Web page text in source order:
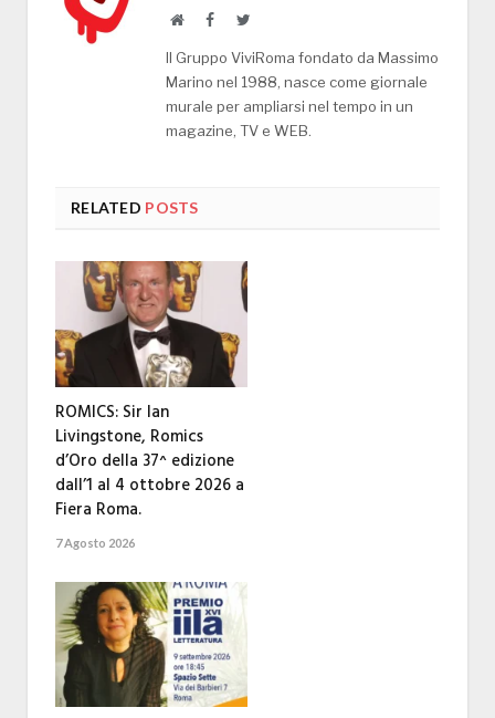
WebsiteFacebookTwitter
Il Gruppo ViviRoma fondato da Massimo
Marino nel 1988, nasce come giornale
murale per ampliarsi nel tempo in un
magazine, TV e WEB.
RELATED POSTS
ROMICS: Sir Ian
Livingstone, Romics
d’Oro della 37^ edizione
dall’1 al 4 ottobre 2026 a
Fiera Roma.
7 Agosto 2026